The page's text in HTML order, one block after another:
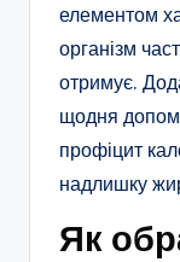
елементом
організм
отримує.
щодня
профіцит
надлишку
Як